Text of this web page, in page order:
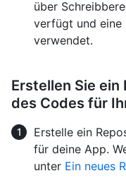
über
verfügt und eine
verwendet.
Erstellen Sie
des Codes für
Erstelle ein
für deine App.
unter Ein neues